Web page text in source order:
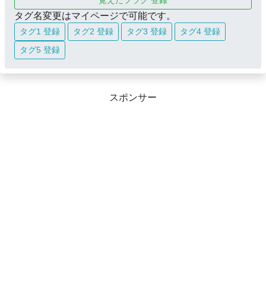
タグ名変更はマイページで可能です。
タグ1 登録 タグ2 登録 タグ3 登録
タグ4 登録
タグ5 登録
スポンサー